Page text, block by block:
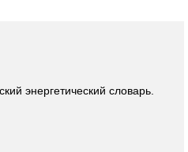
энергетический словарь.